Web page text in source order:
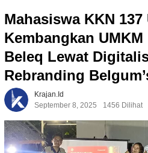
Mahasiswa KKN 137
Kembangkan
Beleq Lewat
Rebranding
Krajan.id
September 8, 2025
1456 Dilihat